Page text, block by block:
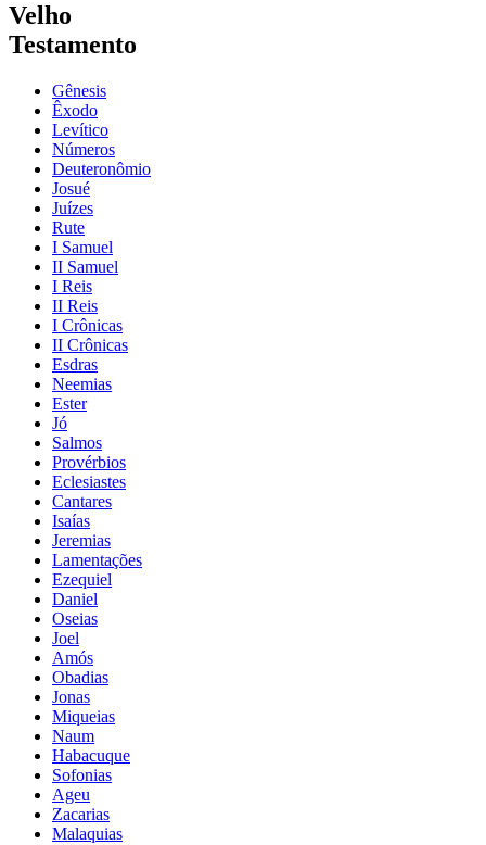
Velho
Testamento
Gênesis
Êxodo
Levítico
Números
Deuteronômio
Josué
Juízes
Rute
I Samuel
II Samuel
I Reis
II Reis
I Crônicas
II Crônicas
Esdras
Neemias
Ester
Jó
Salmos
Provérbios
Eclesiastes
Cantares
Isaías
Jeremias
Lamentações
Ezequiel
Daniel
Oseias
Joel
Amós
Obadias
Jonas
Miqueias
Naum
Habacuque
Sofonias
Ageu
Zacarias
Malaquias